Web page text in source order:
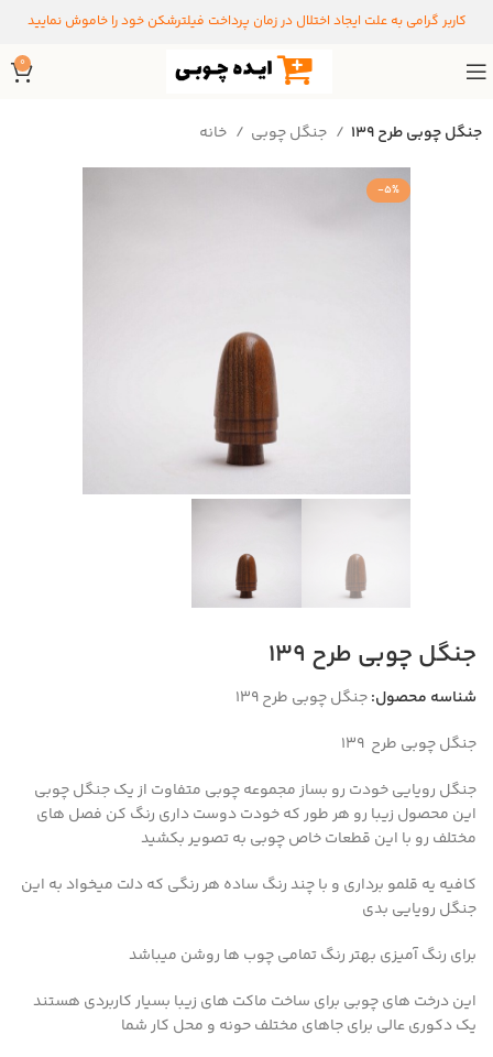
کاربر گرامی به علت ایجاد اختلال در زمان پرداخت فیلترشکن خود را خاموش نمایید
0
خانه جنگل چوبی جنگل چوبی طرح 139
-5%
جنگل چوبی طرح 139
شناسه محصول:جنگل چوبی طرح 139
جنگل چوبی طرح 139
جنگل رویایی خودت رو بساز مجموعه چوبی متفاوت از یک جنگل چوبی
این محصول زیبا رو هر طور که خودت دوست داری رنگ کن فصل های
مختلف رو با این قطعات خاص چوبی به تصویر بکشید
کافیه یه قلمو برداری و با چند رنگ ساده هر رنگی که دلت میخواد به این
جنگل رویایی بدی
برای رنگ آمیزی بهتر رنگ تمامی چوب ها روشن میباشد
این درخت های چوبی برای ساخت ماکت های زیبا بسیار کاربردی هستند
یک دکوری عالی برای جاهای مختلف حونه و محل کار شما